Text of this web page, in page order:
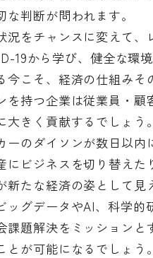
判断が問われます。
況をチャンスに変えて
19から学び、健全な環
今こそ、経済の仕組み
を持つ企業は従業員・
大きく貢献するでしょ
ーのダイソンが数日以
にビジネスを切り替え
新たな経済の姿として見
ッグデータやAI、科学
課題解決をミッション
が可能になるでしょう。